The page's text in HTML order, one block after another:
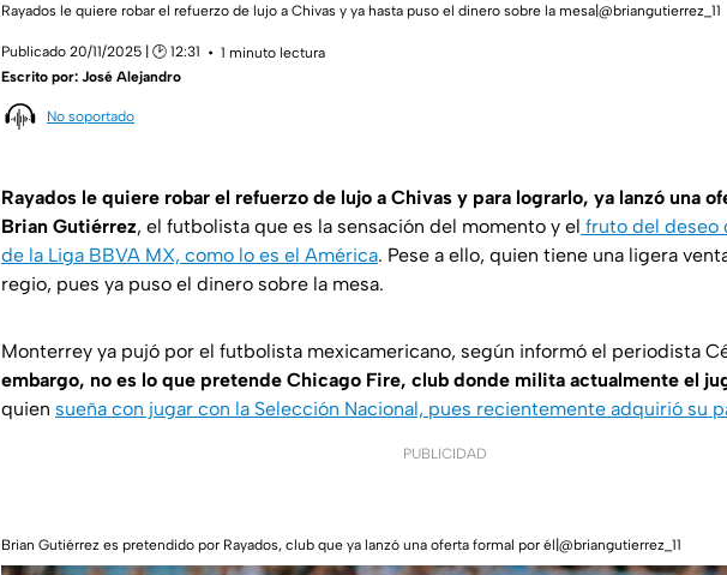
Rayados le quiere robar el refuerzo de lujo a Chivas y ya hasta puso el dinero sobre la mesa|@briangutierrez_11
Publicado 20/11/2025 | 🕑 12:31
1 minuto lectura
Escrito por: José Alejandro
No soportado
Rayados le quiere robar el refuerzo de lujo a Chivas y para lograrlo, ya lanzó una
Brian Gutiérrez, el futbolista que es la sensación del momento y el fruto del deseo
de la Liga BBVA MX, como lo es el América. Pese a ello, quien tiene una ligera
regio, pues ya puso el dinero sobre la mesa.
Monterrey ya pujó por el futbolista mexicamericano, según informó el periodista
embargo, no es lo que pretende Chicago Fire, club donde milita actualmente el
quien sueña con jugar con la Selección Nacional, pues recientemente adquirió su
PUBLICIDAD
Brian Gutiérrez es pretendido por Rayados, club que ya lanzó una oferta formal por él|@briangutierrez_11